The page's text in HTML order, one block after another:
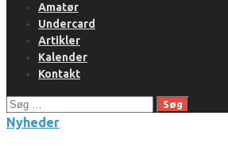
Amatør
Undercard
Artikler
Kalender
Kontakt
Søg
efter:
Nyheder